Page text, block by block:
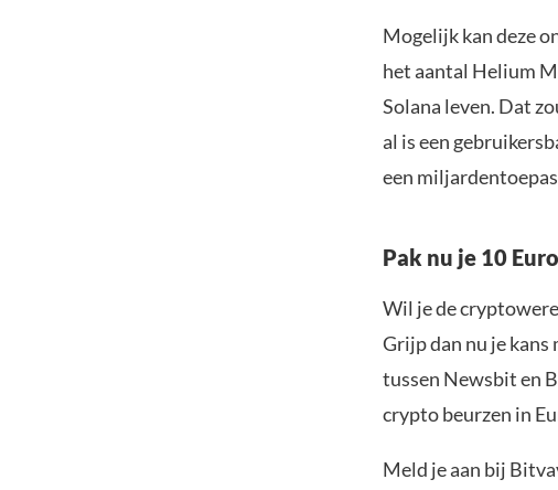
Mogelijk kan deze
het aantal Helium
Solana leven. Dat
al is een
een
Pak nu je 10
Wil je de
Grijp dan nu je kans
tussen Newsbit en
crypto beurzen in
Meld je aan bij